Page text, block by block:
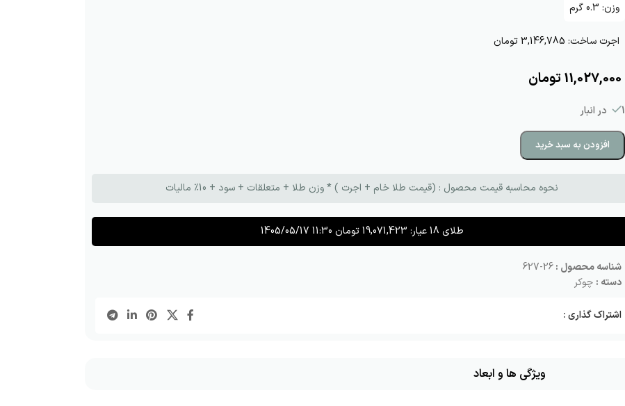
وزن: 0.3گرم
اجرت ساخت: 3,146,785 تومان
11,027,000تومان
1 در انبار
افزودن به سبد خرید
نحوه محاسبه قیمت محصول : (قیمت طلا خام + اجرت ) * وزن طلا + متعلقات + سود + 10٪ مالیات
طلای 18 عیار: 19,071,423تومان 1405/05/17 11:30
شناسه محصول :26-627
دسته : چوکر
اشتراک گذاری :
ویژگی ها و ابعاد